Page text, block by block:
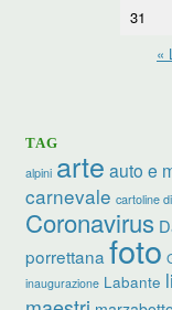
31
«
TAG
alpini arte auto e
carnevale cartoline
Coronavirus
porrettana foto
inaugurazione Labante